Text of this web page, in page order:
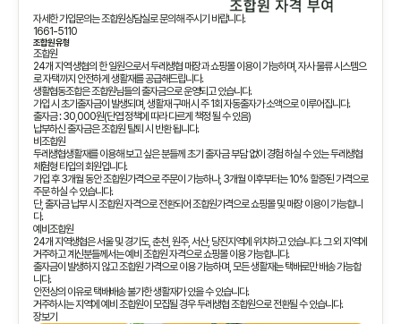
자세한 가입문의는 조합원상담실로 문의해 주시기 바랍니다.
1661-5110
조합원 유형
조합원
24개 지역 생협의 한 일원으로서 두레생협 매장과 쇼핑몰 이용이 가능하며, 자사 물류 시스템으
로 자택까지 안전하게 생활재를 공급해드립니다.
생활협동조합은 조합원님들의 출자금으로 운영되고 있습니다.
가입 시 초기출자금이 발생되며, 생활재 구매 시 주 1회 자동출자가 소액으로 이루어집니다.
출자금 : 30,000원(단엽 정책에 따라 다르게 책정 될 수 있음)
납부하신 출자금은 조합원 탈퇴 시 반환 됩니다.
비조합원
두레생협생활재를 이용해 보고 싶은 분들께 초기 출자금 부담 없이 경험 하실 수 있는 두레생협
체험형 타입의 회원입니다.
가입 후 3개월 동안 조합원가격으로 주문이 가능하나, 3개월 이후부터는 10% 할증된 가격으로
주문 하실 수 있습니다.
단, 출자금 납부 시 조합원 자격으로 전환되어 조합원가격으로 쇼핑몰 및 매장 이용이 가능합니
다.
예비조합원
24개 지역생협은 서울 및 경기도, 춘천, 원주, 서산, 당진지역에 위치하고 있습니다. 그 외 지역에
거주하고 계신분들께서는 예비 조합원 자격으로 쇼핑몰 이용 가능합니다.
출자금이 발생하지 않고 조합원 가격으로 이용 가능하며, 모든 생활재는 택배로만 배송 가능합
니다.
안전상의 이유로 택배배송 불가한 생활재가 있을 수 있습니다.
거주하시는 지역에 예비 조합원이 모집될 경우 두레생협 조합원으로 전환될 수 있습니다.
장보기